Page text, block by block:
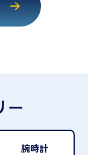
ー
腕時計